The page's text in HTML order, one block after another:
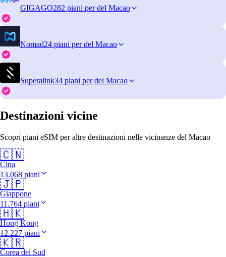
GIGAGO282 piani per del Macao
Nomad24 piani per del Macao
Superalink34 piani per del Macao
Destinazioni vicine
Scopri piani eSIM per altre destinazioni nelle vicinanze del Macao
🇨🇳
Cina
13.068 piani
🇯🇵
Giappone
11.764 piani
🇭🇰
Hong Kong
12.227 piani
🇰🇷
Corea del Sud